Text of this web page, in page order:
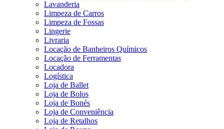
Lavanderia
Limpeza de Carros
Limpeza de Fossas
Lingerie
Livraria
Locação de Banheiros Químicos
Locação de Ferramentas
Locadora
Logística
Loja de Ballet
Loja de Bolos
Loja de Bonés
Loja de Conveniência
Loja de Retalhos